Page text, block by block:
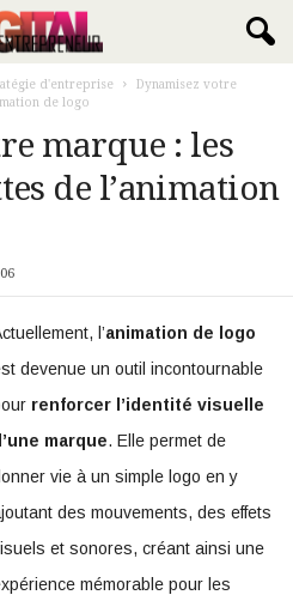
d'entreprise
Dynamisez votre
de logo
marque : les
de l’animation
l’animation de logo
devenue un outil incontournable
renforcer l’identité visuelle
marque. Elle permet de
vie à un simple logo en y
des mouvements, des effets
et sonores, créant ainsi une
mémorable pour les